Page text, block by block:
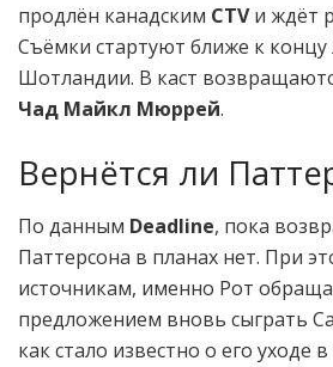
продлён канадским CTVи ждёт
Съёмки стартуют ближе к
Шотландии. В каст
Чад Майкл Мюррей.
Вернётся ли
По данным Deadline, пока
Паттерсона в планах нет. При
источникам, именно Рот
предложением вновь сыграть
как стало известно о его уходе